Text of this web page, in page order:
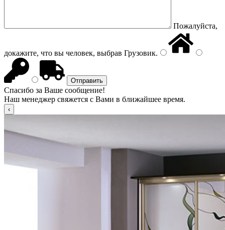
Пожалуйста,
докажите, что вы человек, выбрав Грузовик.
Спасибо за Ваше сообщение!
Наш менеджер свяжется с Вами в ближайшее время.